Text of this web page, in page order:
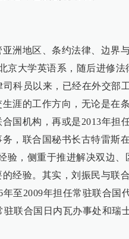
洲地区、条约法律、边界
京大学英语系，随后进修
科员以来，已经在外交部
涯的工作方向，无论是在
国机构，再或是2013年担
，联合国秘书长古特雷斯
验，侧重于推进解决双边
经验。其实，刘振民与联
至2009年担任常驻联合国
驻联合国日内瓦办事处和瑞